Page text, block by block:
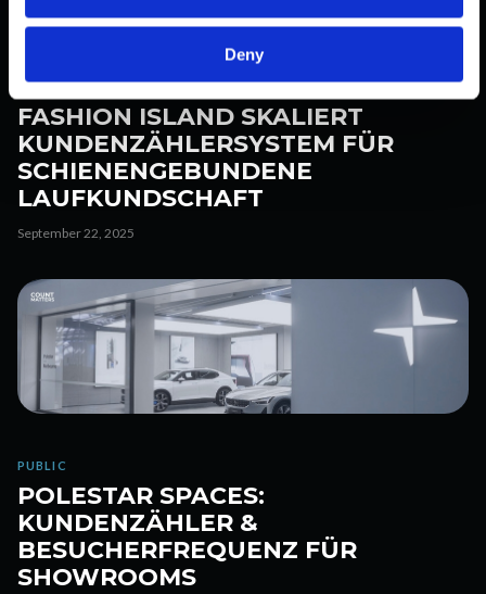
Deny
PUBLIC
FASHION ISLAND SKALIERT
KUNDENZÄHLERSYSTEM FÜR
SCHIENENGEBUNDENE
LAUFKUNDSCHAFT
September 22, 2025
PUBLIC
POLESTAR SPACES:
KUNDENZÄHLER &
BESUCHERFREQUENZ FÜR
SHOWROOMS